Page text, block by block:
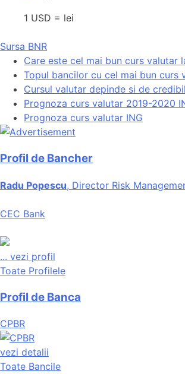
1 USD = lei
Sursa BNR
Care este cel mai bun curs valutar
Topul bancilor cu cel mai bun curs
Cursul valutar depinde si de
Prognoza curs valutar 2019-2020
Prognoza curs valutar ING
Profil de Bancher
Radu Popescu, Director Risk
CEC Bank
... vezi profil
Toate Profilele
Profil de Banca
CPBR
vezi detalii
Toate Bancile